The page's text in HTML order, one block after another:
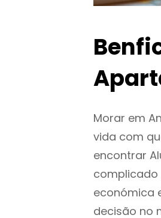
Morar em
vida com
encontrar
económica
decisão no